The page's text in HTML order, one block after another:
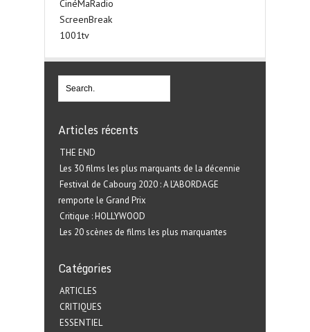
CinéMaRadio
ScreenBreak
1001tv
Articles récents
THE END
Les 30 films les plus marquants de la décennie
Festival de Cabourg 2020 : A L’ABORDAGE
remporte le Grand Prix
Critique : HOLLYWOOD
Les 20 scènes de films les plus marquantes
Catégories
ARTICLES
CRITIQUES
ESSENTIEL